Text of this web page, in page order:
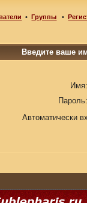
•Группы •
Введите ваше
Имя:
Пароль:
Автоматически